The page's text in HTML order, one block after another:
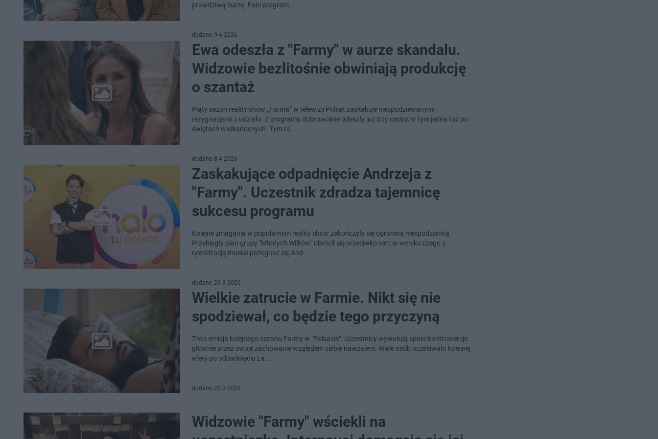
prawdziwą burzę. Fani program…
dodano 9-4-2026
Ewa odeszła z "Farmy" w aurze skandalu.
Widzowie bezlitośnie obwiniają produkcję
o szantaż
Piąty sezon reality show „Farma” w telewizji Polsat zaskakuje niespodziewanymi
rezygnacjami z udziału. Z programu dobrowolnie odeszły już trzy osoby, w tym jedna tuż po
świętach wielkanocnych. Tym ra…
dodano 8-4-2026
Zaskakujące odpadnięcie Andrzeja z
"Farmy". Uczestnik zdradza tajemnicę
sukcesu programu
Kolejne zmagania w popularnym reality show zakończyły się ogromną niespodzianką.
Przebiegły plan grupy "Młodych Wilków" obrócił się przeciwko nim, w wyniku czego z
rywalizacją musiał pożegnać się And…
dodano 29-3-2026
Wielkie zatrucie w Farmie. Nikt się nie
spodziewał, co będzie tego przyczyną
Trwa emisja kolejnego sezonu Farmy w "Polsacie". Uczestnicy wywołują spore kontrowersje
głównie przez swoje zachowanie względem siebie nawzajem. Wiele osób oczekiwało kolejnej
afery po odpadnięciu La…
dodano 25-3-2026
Widzowie "Farmy" wściekli na